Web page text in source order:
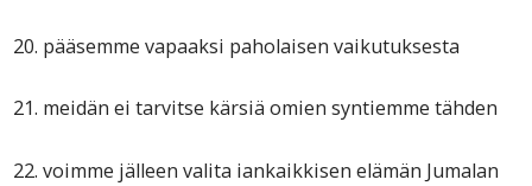
20. pääsemme vapaaksi paholaisen vaikutuksesta
21. meidän ei tarvitse kärsiä omien syntiemme tähden
22. voimme jälleen valita iankaikkisen elämän Jumalan